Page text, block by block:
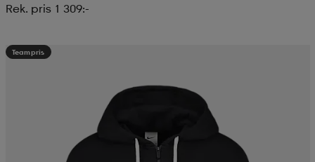
Rek. pris 1 309:-
Teampris